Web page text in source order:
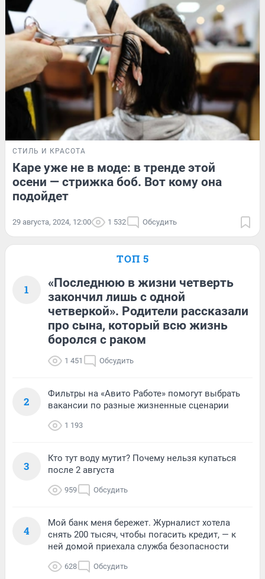
СТИЛЬ И КРАСОТА
Каре уже не в моде: в тренде этой
осени — стрижка боб. Вот кому она
подойдет
29 августа, 2024, 12:00 1 532 Обсудить
ТОП 5
1
«Последнюю в жизни четверть
закончил лишь с одной
четверкой». Родители рассказали
про сына, который всю жизнь
боролся с раком
1 451 Обсудить
2
Фильтры на «Авито Работе» помогут выбрать
вакансии по разные жизненные сценарии
1 193
3
Кто тут воду мутит? Почему нельзя купаться
после 2 августа
959 Обсудить
4
Мой банк меня бережет. Журналист хотела
снять 200 тысяч, чтобы погасить кредит, — к
ней домой приехала служба безопасности
628 Обсудить